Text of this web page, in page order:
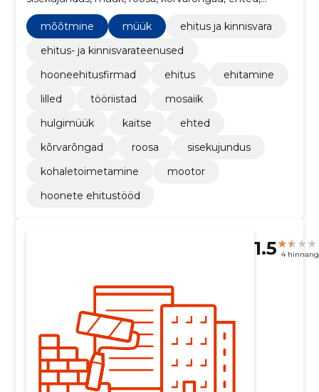
kaitse, Hulgimüük
mõõtmine
müük
ehitus ja kinnisvara
ehitus- ja kinnisvarateenused
hooneehitusfirmad
ehitus
ehitamine
lilled
tööriistad
mosaiik
hulgimüük
kaitse
ehted
kõrvarõngad
roosa
sisekujundus
kohaletoimetamine
mootor
hoonete ehitustööd
1.5 4